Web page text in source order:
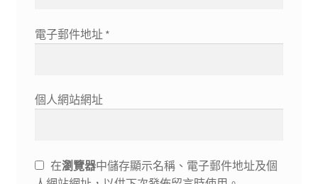
電子郵件地址 *
個人網站網址
在瀏覽器中儲存顯示名稱、電子郵件地址及個